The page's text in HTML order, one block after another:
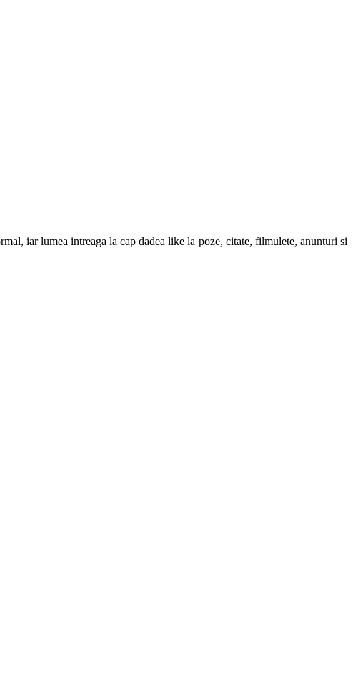
iar lumea intreaga la cap dadea like la poze, citate, filmulete, anunturi si